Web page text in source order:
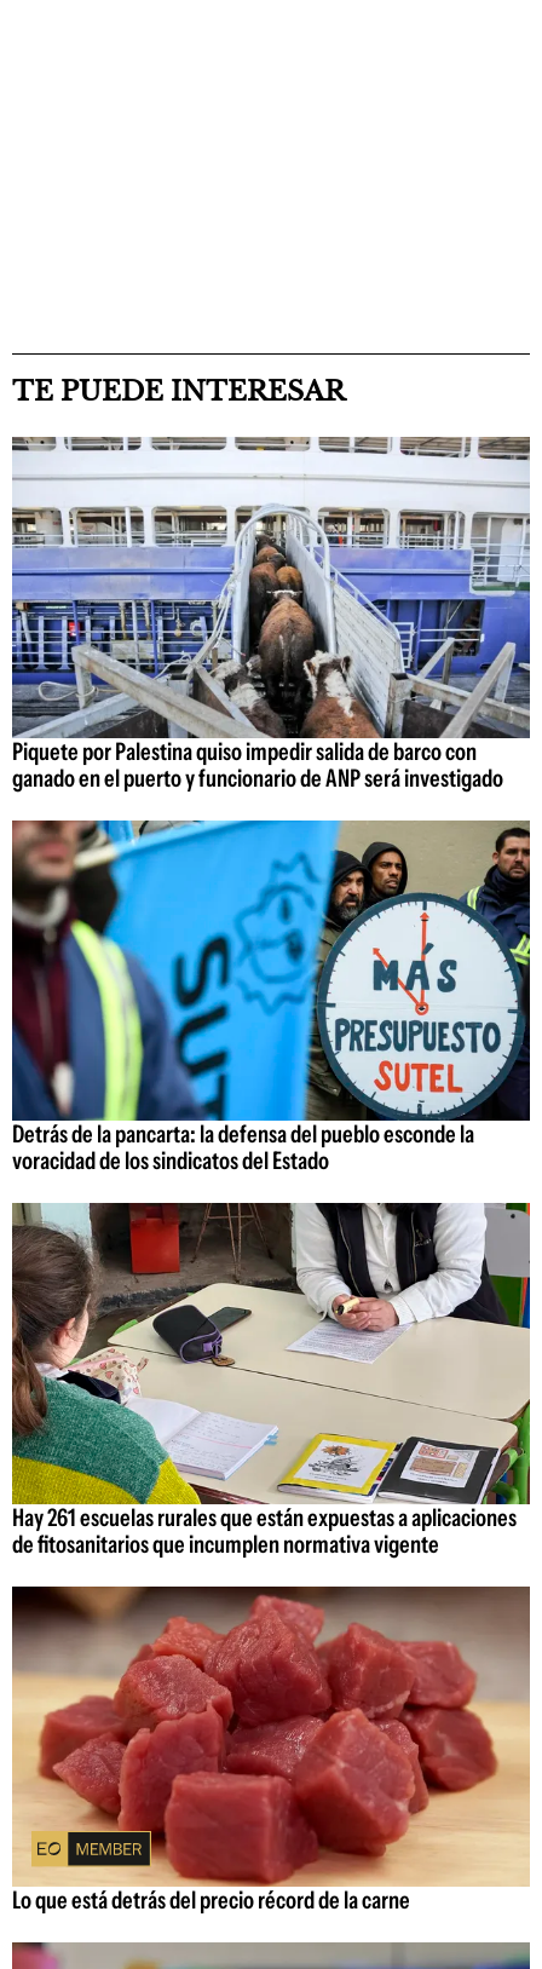
TE PUEDE INTERESAR
Piquete por Palestina quiso impedir salida de barco con
ganado en el puerto y funcionario de ANP será investigado
Detrás de la pancarta: la defensa del pueblo esconde la
voracidad de los sindicatos del Estado
Hay 261 escuelas rurales que están expuestas a aplicaciones
de fitosanitarios que incumplen normativa vigente
Lo que está detrás del precio récord de la carne